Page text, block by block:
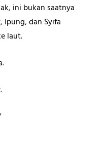
ini bukan saatnya
Ipung, dan Syifa
laut.